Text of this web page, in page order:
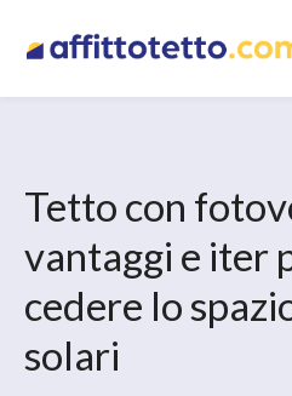
Tetto con
vantaggi e iter
cedere lo
solari